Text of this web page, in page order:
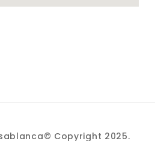
Copyright 2025.